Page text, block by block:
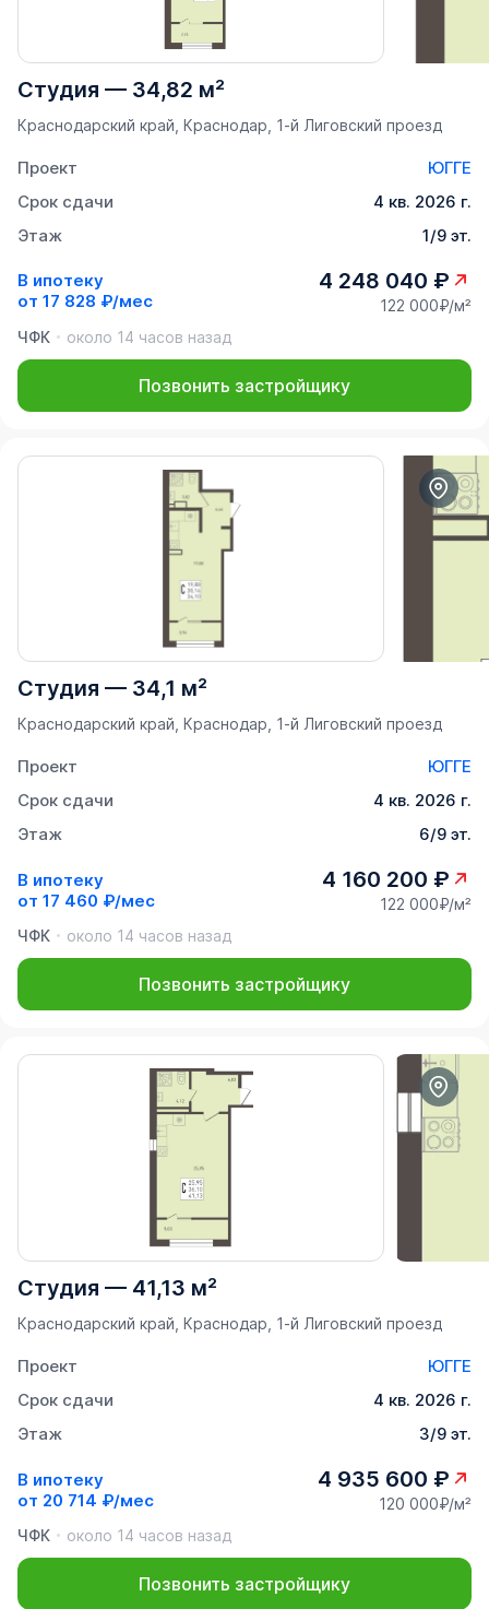
Студия — 34,82 м²
Краснодарский край, Краснодар, 1-й Лиговский проезд
Проект
ЮГГЕ
Срок сдачи
4 кв. 2026 г.
Этаж
1/9 эт.
В ипотеку
от 17 828 ₽/мес
4 248 040 ₽
122 000₽/м²
ЧФК
около 14 часов назад
Позвонить застройщику
Студия — 34,1 м²
Краснодарский край, Краснодар, 1-й Лиговский проезд
Проект
ЮГГЕ
Срок сдачи
4 кв. 2026 г.
Этаж
6/9 эт.
В ипотеку
от 17 460 ₽/мес
4 160 200 ₽
122 000₽/м²
ЧФК
около 14 часов назад
Позвонить застройщику
Студия — 41,13 м²
Краснодарский край, Краснодар, 1-й Лиговский проезд
Проект
ЮГГЕ
Срок сдачи
4 кв. 2026 г.
Этаж
3/9 эт.
В ипотеку
от 20 714 ₽/мес
4 935 600 ₽
120 000₽/м²
ЧФК
около 14 часов назад
Позвонить застройщику